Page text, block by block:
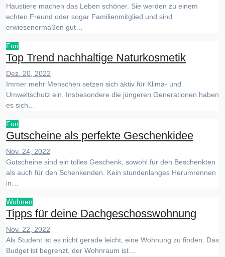
Haustiere machen das Leben schöner. Sie werden zu einem
echten Freund oder sogar Familienmitglied und sind
erwiesenermaßen gut…
Fun
Top Trend nachhaltige Naturkosmetik
Dez. 20, 2022
Immer mehr Menschen setzen sich aktiv für Klima- und
Umweltschutz ein. Insbesondere die jüngeren Generationen haben
es sich…
Fun
Gutscheine als perfekte Geschenkidee
Nov. 24, 2022
Gutscheine sind ein tolles Geschenk, sowohl für den Beschenkten
als auch für den Schenkenden. Kein stundenlanges Herumrennen
in…
Wohnen
Tipps für deine Dachgeschosswohnung
Nov. 22, 2022
Als Student ist es nicht gerade leicht, eine Wohnung zu finden. Das
Budget ist begrenzt, der Wohnraum ist…